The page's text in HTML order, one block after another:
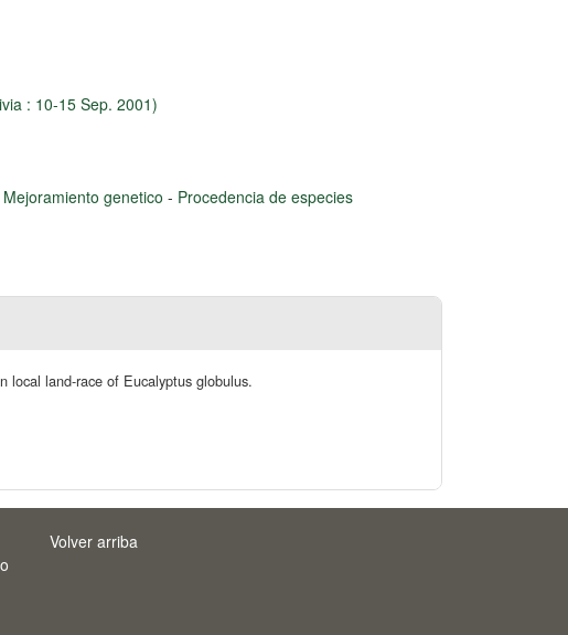
: 10-15 Sep. 2001)
Mejoramiento genetico - Procedencia de especies
local land-race of Eucalyptus globulus.
Volver arriba